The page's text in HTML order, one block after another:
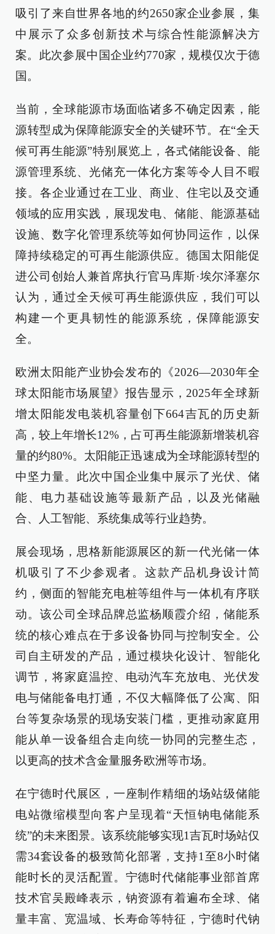
吸引了来自世界各地的约2650家企业参展，集
中展示了众多创新技术与综合性能源解决方
案。此次参展中国企业约770家，规模仅次于德
国。
当前，全球能源市场面临诸多不确定因素，能
源转型成为保障能源安全的关键环节。在“全天
候可再生能源”特别展览上，各式储能设备、能
源管理系统、光储充一体化方案等令人目不暇
接。各企业通过在工业、商业、住宅以及交通
领域的应用实践，展现发电、储能、能源基础
设施、数字化管理系统等如何协同运作，以保
障持续稳定的可再生能源供应。德国太阳能促
进公司创始人兼首席执行官马库斯·埃尔泽塞尔
认为，通过全天候可再生能源供应，我们可以
构建一个更具韧性的能源系统，保障能源安
全。
欧洲太阳能产业协会发布的《2026—2030年全
球太阳能市场展望》报告显示，2025年全球新
增太阳能发电装机容量创下664吉瓦的历史新
高，较上年增长12%，占可再生能源新增装机容
量的约80%。太阳能正迅速成为全球能源转型的
中坚力量。此次中国企业集中展示了光伏、储
能、电力基础设施等最新产品，以及光储融
合、人工智能、系统集成等行业趋势。
展会现场，思格新能源展区的新一代光储一体
机吸引了不少参观者。这款产品机身设计简
约，侧面的智能充电桩等组件与一体机有序联
动。该公司全球品牌总监杨顺霞介绍，储能系
统的核心难点在于多设备协同与控制安全。公
司自主研发的产品，通过模块化设计、智能化
调节，将家庭温控、电动汽车充放电、光伏发
电与储能备电打通，不仅大幅降低了公寓、阳
台等复杂场景的现场安装门槛，更推动家庭用
能从单一设备组合走向统一协同的完整生态，
以更高的技术含金量服务欧洲等市场。
在宁德时代展区，一座制作精细的场站级储能
电站微缩模型向客户呈现着“天恒钠电储能系
统”的未来图景。该系统能够实现1吉瓦时场站仅
需34套设备的极致简化部署，支持1至8小时储
能时长的灵活配置。宁德时代储能事业部首席
技术官吴殿峰表示，钠资源有着遍布全球、储
量丰富、宽温域、长寿命等特征，宁德时代钠